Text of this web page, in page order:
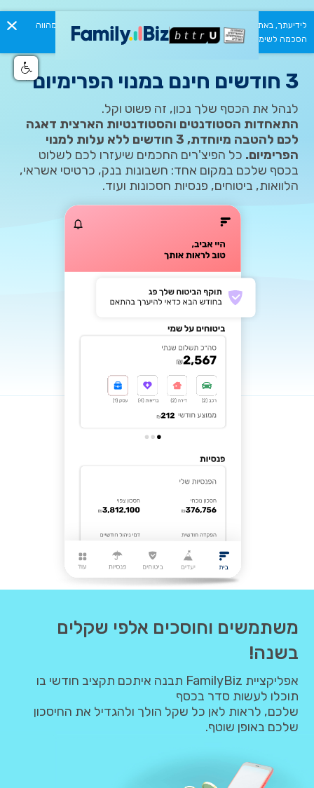
3 חודשים חינם במנוי הפרימיום*
לנהל את הכסף שלך נכון, זה פשוט וקל.
התאחדות הסטודנטים והסטודנטיות הארצית דאגה
לכם להטבה מיוחדת, 3 חודשים ללא עלות למנוי
הפרימיום. כל הפיצ'רים החכמים שיעזרו לכם לשלוט
בכסף שלכם במקום אחד: חשבונות בנק, כרטיסי אשראי,
הלוואות, ביטוחים, פנסיות חסכונות ועוד.
לידיעתך, באתר זה נעשה שימוש בקבצי Cookies. המשך גלישתך באתר מהווה
הסכמה לשימוש זה. למידע נוסף ניתן לעיין במדיניות הפרטיות.
משתמשים וחוסכים אלפי שקלים
בשנה!
אפליקציית FamilyBiz תבנה איתכם תקציב חודשי בו
תוכלו לעשות סדר בכסף
שלכם, לראות לאן כל שקל הולך ולהגדיל את החיסכון
שלכם באופן שוטף.